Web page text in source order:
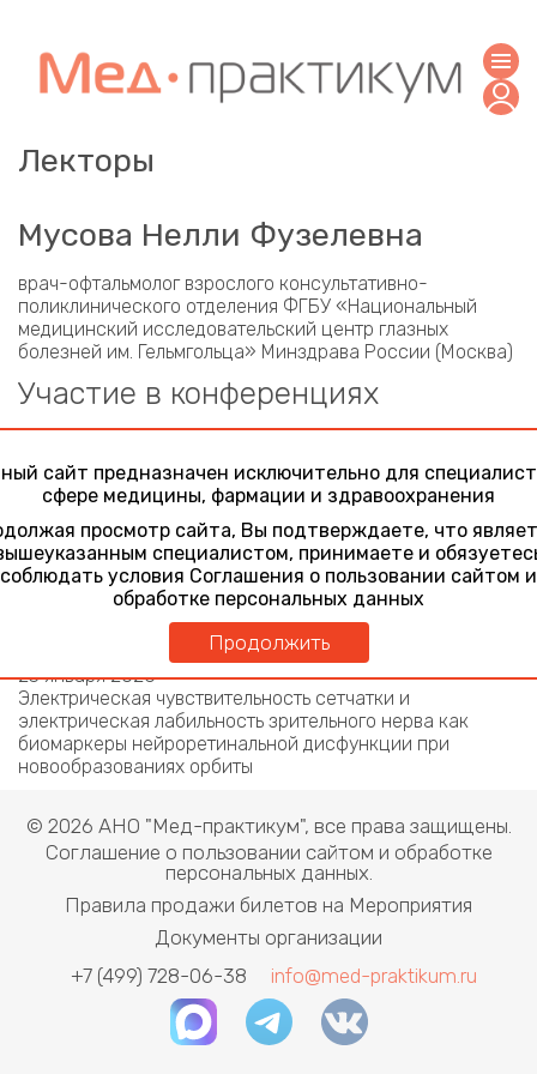
Лекторы
Мусова Нелли Фузелевна
врач-офтальмолог взрослого консультативно-
поликлинического отделения ФГБУ «Национальный
медицинский исследовательский центр глазных
болезней им. Гельмгольца» Минздрава России (Москва)
Участие в конференциях
Актуальные вопросы нейроофтальмологии.
до зрительной коры
27 января 2023
Зрительные функции у больных с параневральными
опухолями орбиты
Актуальные вопросы нейроофтальмологии.
Многоликая нейроофтальмология: поражение
зрительного пути, краниоорбитальные процессы,
глазодвигательные нарушения
23 января 2026
Электрическая чувствительность сетчатки и
электрическая лабильность зрительного нерва как
биомаркеры нейроретинальной дисфункции при
новообразованиях орбиты
© 2026 АНО "Мед-практикум", все права защищены.
Соглашение о пользовании сайтом и обработке
персональных данных.
Правила продажи билетов на Мероприятия
Документы организации
+7 (499) 728-06-38
info@med-praktikum.ru
сайт предназначен исключительно для
сфере медицины, фармации и здравоохранения
просмотр сайта, Вы подтверждаете, что
специалистом, принимаете и
соблюдать условия Соглашения о пользовании сайтом и
обработке персональных данных
Продолжить